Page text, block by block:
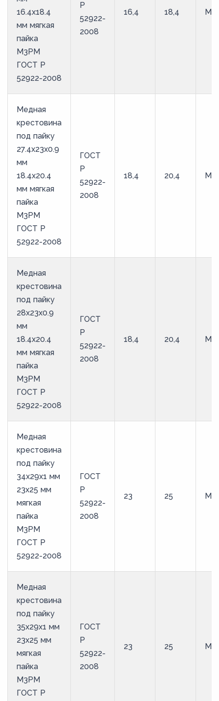
16.4х18.4
мм мягкая
пайка
М3РМ
ГОСТ Р
52922-2008
Р
52922-
2008
16,4 18,4
Медная
крестовина
под пайку
27.4х23х0.9
мм
18.4х20.4
мм мягкая
пайка
М3РМ
ГОСТ Р
52922-2008
ГОСТ
Р
52922-
2008
18,4 20,4
Медная
крестовина
под пайку
28х23х0.9
мм
18.4х20.4
мм мягкая
пайка
М3РМ
ГОСТ Р
52922-2008
ГОСТ
Р
52922-
2008
18,4 20,4
Медная
крестовина
под пайку
34х29х1 мм
23х25 мм
мягкая
пайка
М3РМ
ГОСТ Р
52922-2008
ГОСТ
Р
52922-
2008
23 25
Медная
крестовина
под пайку
35х29х1 мм
23х25 мм
мягкая
пайка
М3РМ
ГОСТ Р
ГОСТ
Р
52922-
2008
23 25